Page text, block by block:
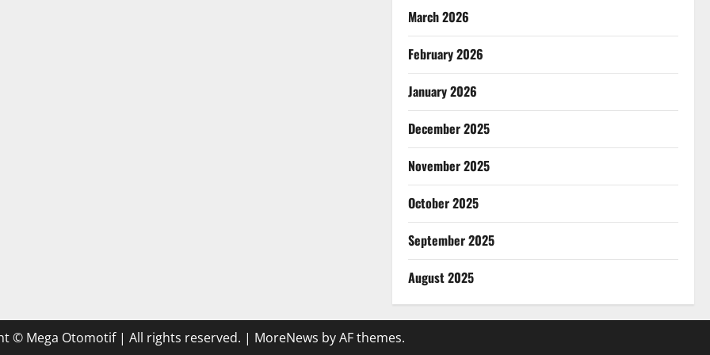
March 2026
February 2026
January 2026
December 2025
November 2025
October 2025
September 2025
August 2025
© Mega Otomotif | All rights reserved. | MoreNews by AF themes.